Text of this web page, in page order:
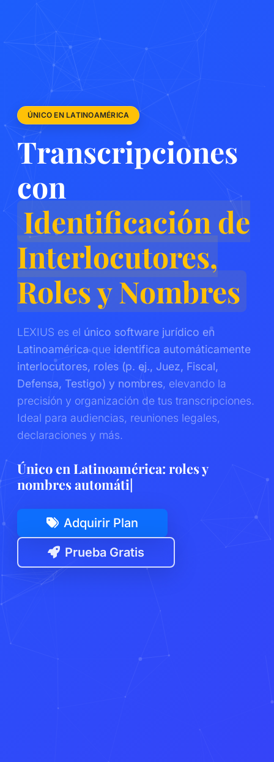
ÚNICO EN LATINOAMÉRICA
Transcripciones
con
Identificación de
Interlocutores,
Roles y Nombres
LEXIUS es el único software jurídico en
Latinoaméricaque identifica automáticamente
interlocutores, roles (p. ej., Juez, Fiscal,
Defensa, Testigo) y nombres, elevando la
precisión y organización de tus transcripciones.
Ideal para audiencias, reuniones legales,
declaraciones y más.
Único en Latinoamérica: |
Adquirir Plan
Prueba Gratis